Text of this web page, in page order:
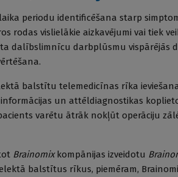
periodu identificēšana starp
rodas vislielākie aizkavējumi vai tiek
dalībslimnīcu darbplūsmu vispārējās
balstītu telemedicīnas rīka
un attēldiagnostikas
varētu ātrāk nokļūt operāciju
Brainomixkompānijas izveidotu
balstītus rīkus, piemēram,